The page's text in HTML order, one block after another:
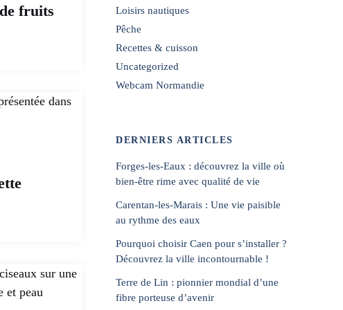
fruits
Loisirs nautiques
Pêche
Recettes & cuisson
Uncategorized
Webcam Normandie
DERNIERS ARTICLES
Forges-les-Eaux : découvrez la ville où
bien-être rime avec qualité de vie
Carentan-les-Marais : Une vie paisible
au rythme des eaux
Pourquoi choisir Caen pour s’installer ?
Découvrez la ville incontournable !
Terre de Lin : pionnier mondial d’une
fibre porteuse d’avenir